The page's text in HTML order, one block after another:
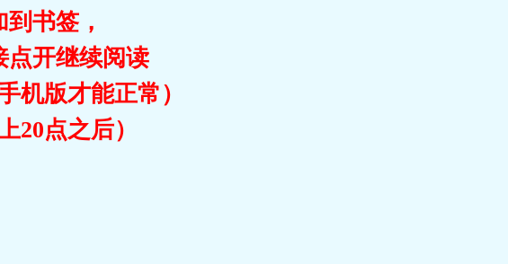
书签，
点开继续阅读
机版才能正常）
20点之后）